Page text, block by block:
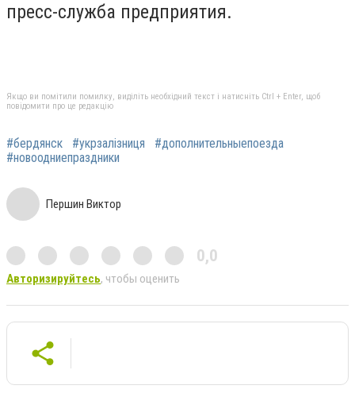
пресс-служба предприятия.
Якщо ви помітили помилку, виділіть необхідний текст і натисніть Ctrl + Enter, щоб
повідомити про це редакцію
#бердянск #укрзалізниця
#дополнительныепоезда
#новоодниепраздники
Першин Виктор
0,0
Авторизируйтесь, чтобы оценить